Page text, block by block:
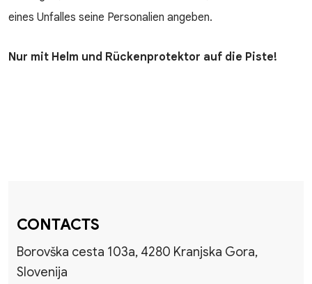
eines Unfalles seine Personalien angeben.
Nur mit Helm und Rückenprotektor auf die Piste!
CONTACTS
Borovška cesta 103a, 4280 Kranjska Gora,
Slovenija